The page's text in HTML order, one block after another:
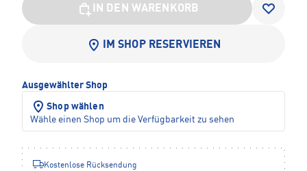
IN DEN WARENKORB
IM SHOP RESERVIEREN
Ausgewählter Shop
Shop wählen
Wähle einen Shop um die Verfügbarkeit zu sehen
Kostenlose Rücksendung